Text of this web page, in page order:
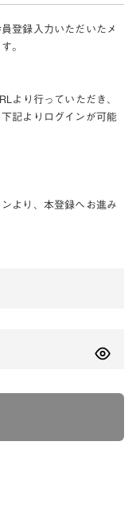
登録入力いただいたメ
。
より行っていただき、
記よりログインが可能
より、本登録へお進み